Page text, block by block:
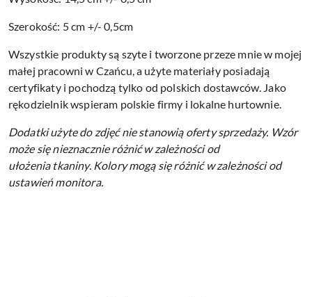
Szerokość: 5 cm +/- 0,5cm
Wszystkie produkty są szyte i tworzone przeze mnie w mojej
małej pracowni w Czańcu, a użyte materiały posiadają
certyfikaty i pochodzą tylko od polskich dostawców. Jako
rękodzielnik wspieram polskie firmy i lokalne hurtownie.
Dodatki użyte do zdjęć nie stanowią oferty sprzedaży. Wzór
może się nieznacznie różnić w zależności od
ułożenia tkaniny. Kolory mogą się różnić w zależności od
ustawień monitora.